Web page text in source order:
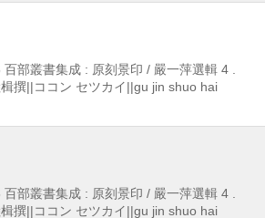
百部叢書集成 : 原刻景印 / 嚴一萍選輯 4 .
撰||ココン セツカイ||gu jin shuo hai
百部叢書集成 : 原刻景印 / 嚴一萍選輯 4 .
撰||ココン セツカイ||gu jin shuo hai